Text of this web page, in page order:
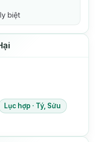
biệt
Lục hợp · Tý, Sửu